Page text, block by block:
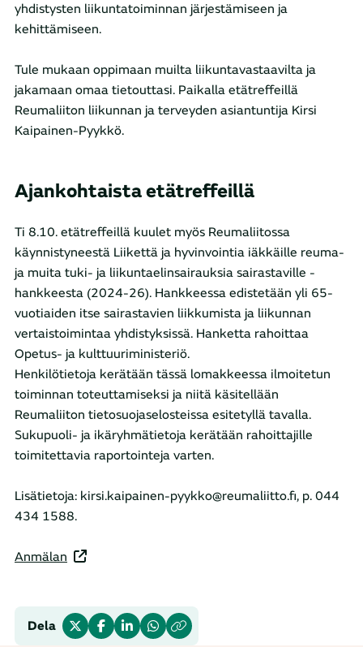
yhdistysten liikuntatoiminnan järjestämiseen ja
kehittämiseen.
Tule mukaan oppimaan muilta liikuntavastaavilta ja
jakamaan omaa tietouttasi. Paikalla etätreffeillä
Reumaliiton liikunnan ja terveyden asiantuntija Kirsi
Kaipainen-Pyykkö.
Ajankohtaista etätreffeillä
Ti 8.10. etätreffeillä kuulet myös Reumaliitossa
käynnistyneestä Liikettä ja hyvinvointia iäkkäille reuma-
ja muita tuki- ja liikuntaelinsairauksia sairastaville -
hankkeesta (2024-26). Hankkeessa edistetään yli 65-
vuotiaiden itse sairastavien liikkumista ja liikunnan
vertaistoimintaa yhdistyksissä.​ Hanketta rahoittaa
Opetus- ja kulttuuriministeriö.
Henkilötietoja kerätään tässä lomakkeessa ilmoitetun
toiminnan toteuttamiseksi ja niitä käsitellään
Reumaliiton tietosuojaselosteissa esitetyllä tavalla.
Sukupuoli- ja ikäryhmätietoja kerätään rahoittajille
toimitettavia raportointeja varten.
Lisätietoja: kirsi.kaipainen-pyykko@reumaliitto.fi, p. 044
434 1588.
Anmälan
Dela